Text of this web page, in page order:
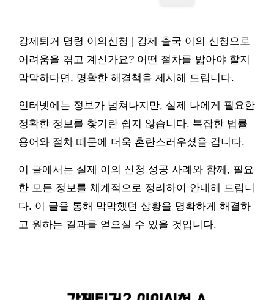
강제퇴거 명령 이의신청 | 강제 출국 이의 신청으로
어려움을 겪고 계신가요? 어떤 절차를 밟아야 할지
막막하다면, 명확한 해결책을 제시해 드립니다.
인터넷에는 정보가 넘쳐나지만, 실제 나에게 필요한
정확한 정보를 찾기란 쉽지 않습니다. 복잡한 법률
용어와 절차 때문에 더욱 혼란스러우셨을 겁니다.
이 글에서는 실제 이의 신청 성공 사례와 함께, 필요
한 모든 정보를 체계적으로 정리하여 안내해 드립니
다. 이 글을 통해 막막했던 상황을 명확하게 해결하
고 원하는 결과를 얻으실 수 있을 것입니다.